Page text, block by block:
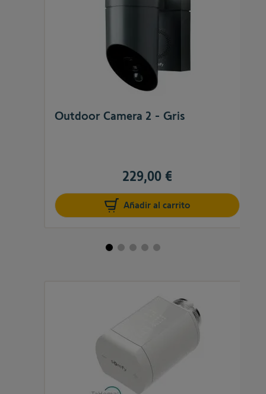
Outdoor Camera 2 - Gris
229,00 €
Añadir al carrito